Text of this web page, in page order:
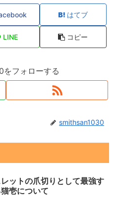
はてブ
LINE コピー
をフォローする
smithsan1030
ットの爪切りとして最強す
壱について